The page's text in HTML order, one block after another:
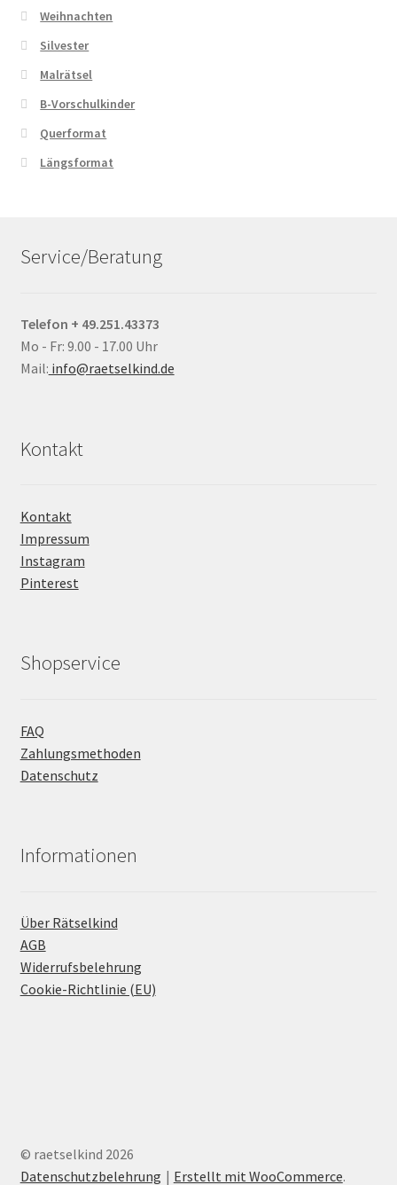
Weihnachten
Silvester
Malrätsel
B-Vorschulkinder
Querformat
Längsformat
Service/Beratung
Telefon + 49.251.43373
Mo - Fr: 9.00 - 17.00 Uhr
Mail: info@raetselkind.de
Kontakt
Kontakt
Impressum
Instagram
Pinterest
Shopservice
FAQ
Zahlungsmethoden
Datenschutz
Informationen
Über Rätselkind
AGB
Widerrufsbelehrung
Cookie-Richtlinie (EU)
© raetselkind 2026
Datenschutzbelehrung
Erstellt mit WooCommerce.